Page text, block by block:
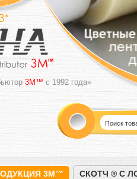
3M™ с 1992 года»
3M™ СКОТЧ ® С